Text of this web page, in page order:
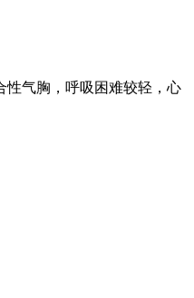
性气胸，呼吸困难较轻，心